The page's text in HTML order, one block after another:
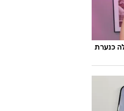
ש"ח בלילה כנערת